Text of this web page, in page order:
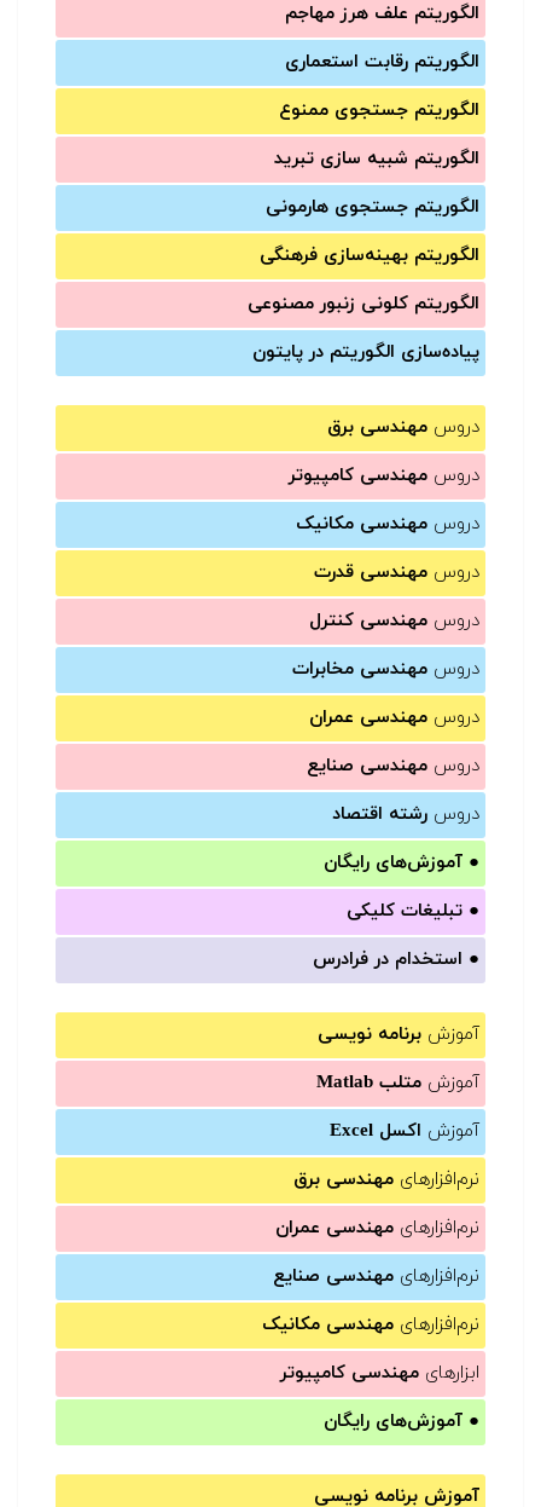
الگوریتم علف هرز مهاجم
الگوریتم رقابت استعماری
الگوریتم جستجوی ممنوع
الگوریتم شبیه سازی تبرید
الگوریتم جستجوی هارمونی
الگوریتم بهینه‌سازی فرهنگی
الگوریتم کلونی زنبور مصنوعی
پیاده‌سازی الگوریتم در پایتون
دروس مهندسی برق
دروس مهندسی کامپیوتر
دروس مهندسی مکانیک
دروس مهندسی قدرت
دروس مهندسی کنترل
دروس مهندسی مخابرات
دروس مهندسی عمران
دروس مهندسی صنایع
دروس رشته اقتصاد
● آموزش‌های رایگان
● تبلیغات کلیکی
● استخدام در فرادرس
آموزش برنامه نویسی
آموزش متلب Matlab
آموزش اکسل Excel
نرم‌افزارهای مهندسی برق
نرم‌افزارهای مهندسی عمران
نرم‌افزارهای مهندسی صنایع
نرم‌افزارهای مهندسی مکانیک
ابزارهای مهندسی کامپیوتر
● آموزش‌های رایگان
آموزش برنامه نویسی